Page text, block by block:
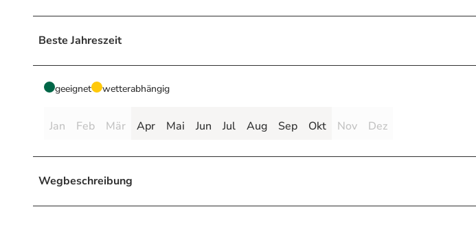
Beste Jahreszeit
geeignet wetterabhängig
Jan Feb Mär Apr Mai Jun Jul Aug Sep Okt Nov Dez
Wegbeschreibung